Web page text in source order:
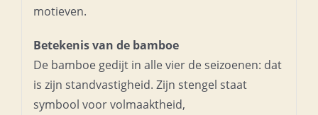
motieven.
Betekenis van de bamboe
De bamboe gedijt in alle vier de seizoenen: dat
is zijn standvastigheid. Zijn stengel staat
symbool voor volmaaktheid,